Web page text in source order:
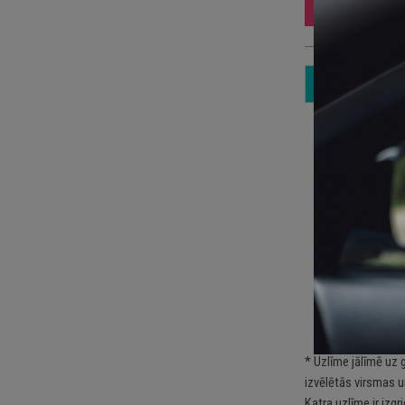
* Uzlīme jālīmē uz
izvēlētās virsmas